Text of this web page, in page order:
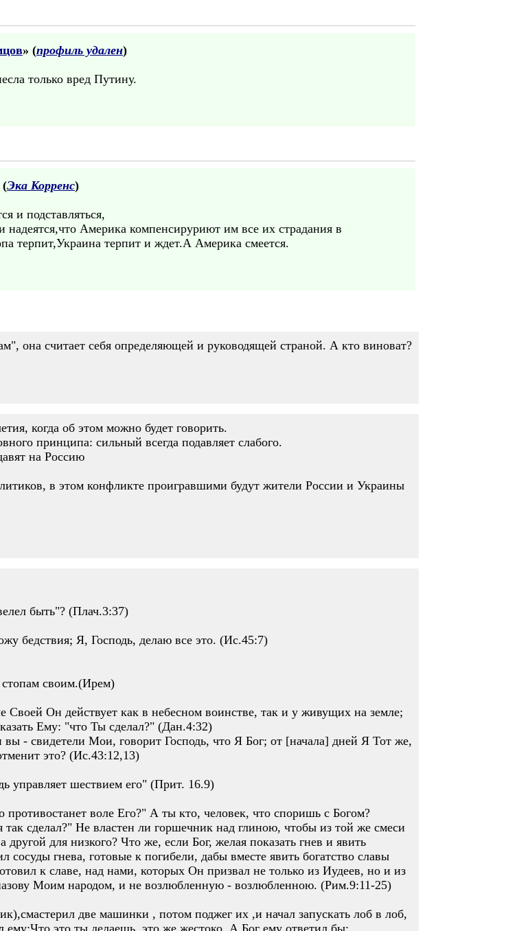
» (профиль удален)
только вред Путину.
(Эка Корренс)
и подставляться,
надеятся,что Америка компенсируриют им все их страдания в
терпит,Украина терпит и ждет.А Америка смеется.
она считает себя определяющей и руководящей страной. А кто виноват?
когда об этом можно будет говорить.
принципа: сильный всегда подавляет слабого.
на Россию
в этом конфликте проигравшими будут жители России и Украины
быть"? (Плач.3:37)
бедствия; Я, Господь, делаю все это. (Ис.45:7)
стопам своим.(Ирем)
Своей Он действует как в небесном воинстве, так и у живущих на земле;
Ему: "что Ты сделал?" (Дан.4:32)
вы - свидетели Мои, говорит Господь, что Я Бог; от [начала] дней Я Тот же,
это? (Ис.43:12,13)
управляет шествием его" (Прит. 16.9)
воле Его?" А ты кто, человек, что споришь с Богом?
сделал?" Не властен ли горшечник над глиною, чтобы из той же смеси
другой для низкого? Что же, если Бог, желая показать гнев и явить
гнева, готовые к погибели, дабы вместе явить богатство славы
к славе, над нами, которых Он призвал не только из Иудеев, но и из
Моим народом, и не возлюбленную - возлюбленною. (Рим.9:11-25)
две машинки , потом поджег их ,и начал запускать лоб в лоб,
ему:Что это ты делаешь, это же жестоко. А Бог ему ответил бы: